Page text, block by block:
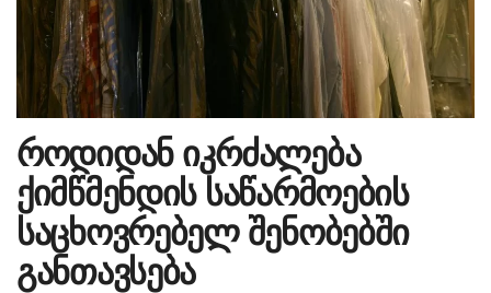
როდიდან იკრძალება
ქიმწმენდის საწარმოების
საცხოვრებელ შენობებში
განთავსება